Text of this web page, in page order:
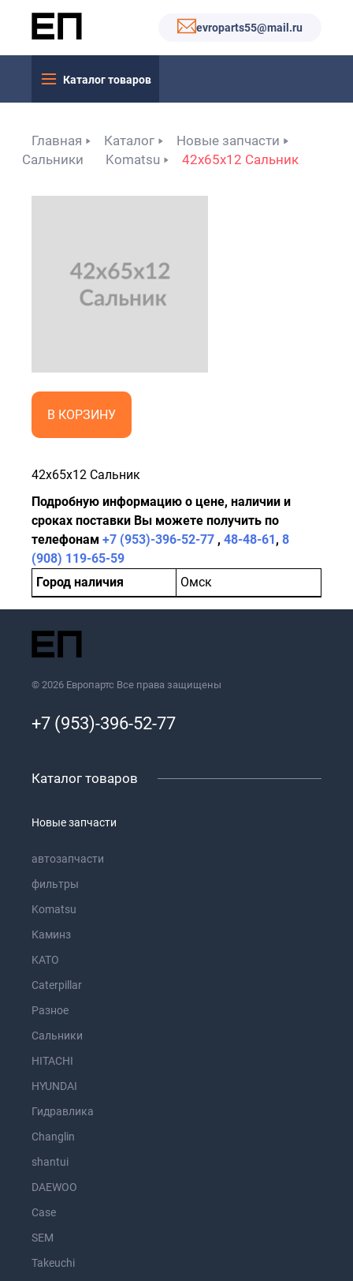
evroparts55@mail.ru
Каталог товаров
Главная Каталог
Новые запчасти
Сальники
Komatsu 42x65x12 Сальник
В КОРЗИНУ
42x65x12 Сальник
Подробную информацию о цене, наличии и
сроках поставки Вы можете получить по
телефонам +7 (953)-396-52-77 , 48-48-61, 8
(908) 119-65-59
Город наличия
Омск
© 2026 Европартс Все права защищены
+7 (953)-396-52-77
Каталог товаров
Новые запчасти
автозапчасти
фильтры
Komatsu
Каминз
KATO
Caterpillar
Разное
Сальники
HITACHI
HYUNDAI
Гидравлика
Changlin
shantui
DAEWOO
Case
SEM
Takeuchi